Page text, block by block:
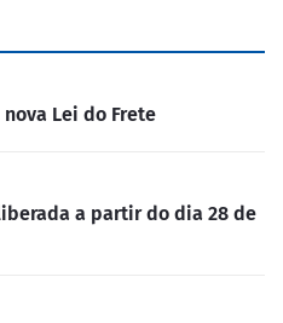
Lei do Frete
a partir do dia 28 de